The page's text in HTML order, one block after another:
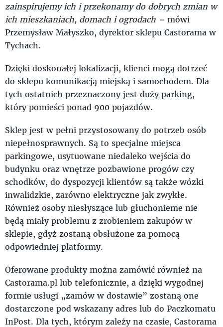
zainspirujemy ich i przekonamy do dobrych zmian w
ich mieszkaniach, domach i ogrodach – mówi
Przemysław Małyszko, dyrektor sklepu Castorama w
Tychach.
Dzięki doskonałej lokalizacji, klienci mogą dotrzeć
do sklepu komunikacją miejską i samochodem. Dla
tych ostatnich przeznaczony jest duży parking,
który pomieści ponad 900 pojazdów.
Sklep jest w pełni przystosowany do potrzeb osób
niepełnosprawnych. Są to specjalne miejsca
parkingowe, usytuowane niedaleko wejścia do
budynku oraz wnętrze pozbawione progów czy
schodków, do dyspozycji klientów są także wózki
inwalidzkie, zarówno elektryczne jak zwykłe.
Również osoby niesłyszące lub głuchonieme nie
będą miały problemu z zrobieniem zakupów w
sklepie, gdyż zostaną obsłużone za pomocą
odpowiedniej platformy.
Oferowane produkty można zamówić również na
Castorama.pl lub telefonicznie, a dzięki wygodnej
formie usługi „zamów w dostawie” zostaną one
dostarczone pod wskazany adres lub do Paczkomatu
InPost. Dla tych, którym zależy na czasie, Castorama